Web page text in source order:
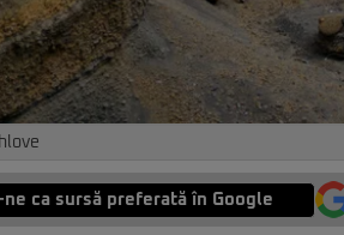
ne ca sursă preferată în Google